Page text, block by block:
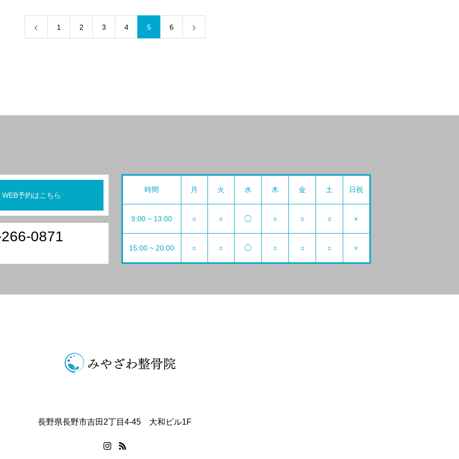
1 2 3 4 5 6
WEB予約はこちら
0871
時間 月 火 水 木 金 土 日祝
9:00 ~ 13:00 ○ ○ ◯ ○ ○ ○ ×
15:00 ~ 20:00 ○ ○ ◯ ○ ○ ○ ×
長野県長野市吉田2丁目4-45 大和ビル1F